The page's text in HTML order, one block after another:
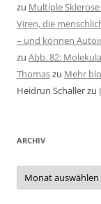
zu Multiple
Viren, die
– und können
zu Abb. 82:
Thomaszu Mehr
Heidrun Schallerzu
ARCHIV
Archiv